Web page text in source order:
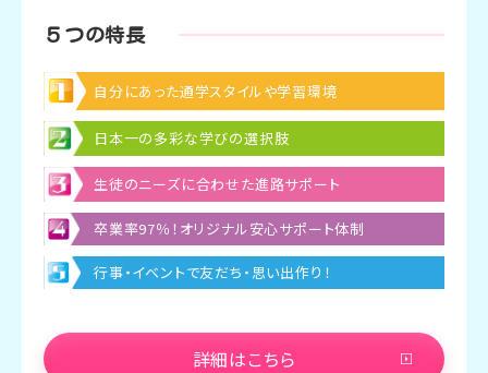
５つの特長
自分にあった通学スタイルや学習環境
日本一の多彩な学びの選択肢
生徒のニーズに合わせた進路サポート
卒業率97％！オリジナル安心サポート体制
行事・イベントで友だち・思い出作り！
詳細はこちら